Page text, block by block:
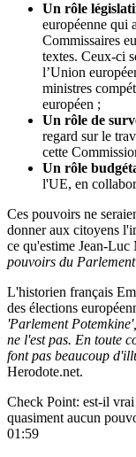
Un rôle
européenne qui
Commissaires
textes. Ceux-ci
l’Union
ministres
européen ;
Un rôle de
regard sur le
cette
Un rôle
l'UE, en
Ces pouvoirs ne
donner aux citoyens
ce qu'estime Jean-Luc
pouvoirs du
L'historien français
des élections
'Parlement
ne l'est pas. En toute
font pas beaucoup
Herodote.net.
Check Point: est-il
quasiment aucun
01:59